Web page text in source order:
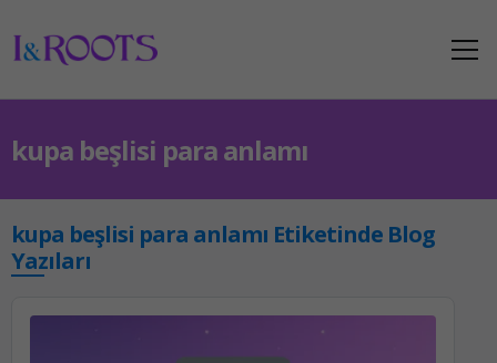
kupa beşlisi para anlamı
kupa beşlisi para anlamı Etiketinde Blog
Yazıları